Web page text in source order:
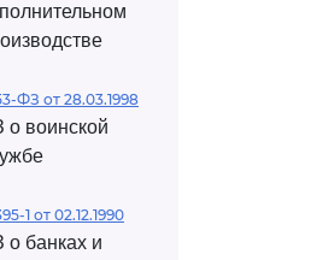
ФЗ от 28.03.1998
о воинской
1 от 02.12.1990
о банках и